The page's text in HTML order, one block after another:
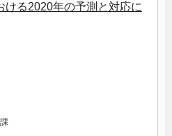
ける2020年の予測と対応に